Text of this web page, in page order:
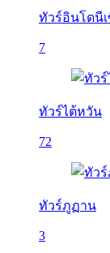
ทัวร์อินโดนีเ
7
ทัวร์ไต้หวัน
72
ทัวร์ภูฏาน
3